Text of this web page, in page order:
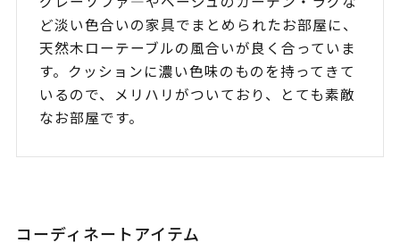
ど淡い色合いの家具でまとめられたお部屋に、
天然木ローテーブルの風合いが良く合っていま
す。クッションに濃い色味のものを持ってきて
いるので、メリハリがついており、とても素敵
なお部屋です。
コーディネートアイテム